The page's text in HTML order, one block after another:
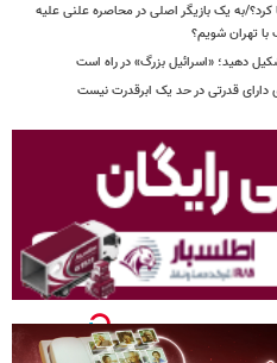
کرد؟/به یک بازیگر اصلی در محاصره علنی علیه
تهران شویم؟
دهید؛ «اسرائیل بزرگ» در راه است
دارای قدرتی در حد یک ابرقدرت نیست